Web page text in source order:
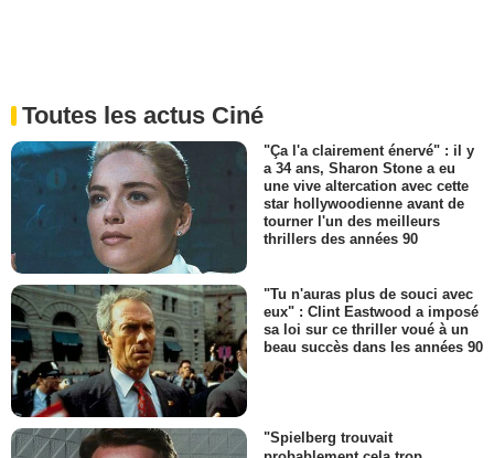
Toutes les actus Ciné
"Ça l'a clairement énervé" : il y
a 34 ans, Sharon Stone a eu
une vive altercation avec cette
star hollywoodienne avant de
tourner l'un des meilleurs
thrillers des années 90
"Tu n'auras plus de souci avec
eux" : Clint Eastwood a imposé
sa loi sur ce thriller voué à un
beau succès dans les années 90
"Spielberg trouvait